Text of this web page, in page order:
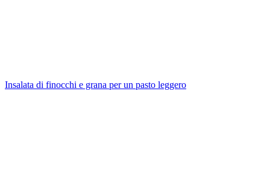
Insalata di finocchi e grana per un pasto leggero